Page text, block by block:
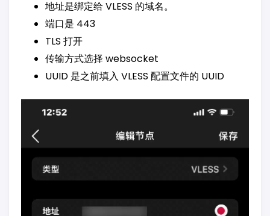
地址是绑定给 VLESS 的域名。
端口是 443
TLS 打开
传输方式选择 websocket
UUID 是之前填入 VLESS 配置文件的 UUID